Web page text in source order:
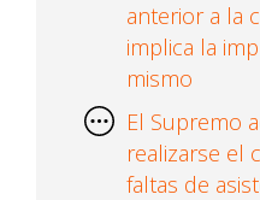
anterior a la
implica la
mismo
El Supremo
realizarse el
faltas de